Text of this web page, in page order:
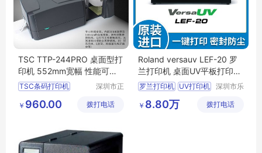
TSC TTP-244PRO 桌面型打
印机 552mm宽幅 性能可靠
成本低效率高
TSC条码打印机
工业条码打印机
TTP
深圳市正
有限公司
￥ 960.00 拨打电话
Roland versauv LEF-20 罗
兰打印机 桌面UV平板打印机
日本进口
罗兰打印机 UV打印机
平板打印机
深圳市乐
有限公司
￥ 8.80万 拨打电话